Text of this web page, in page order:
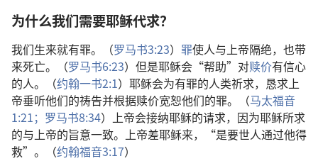
为什么我们需要耶稣代求？
我们生来就有罪。（罗马书3:23） 罪使人与上帝隔绝，也带
来死亡。（罗马书6:23）但是耶稣会“帮助”对赎价有信心
的人。（约翰一书2:1）耶稣会为有罪的人类祈求，恳求上
帝垂听他们的祷告并根据赎价宽恕他们的罪。（马太福音
1:21； 罗马书8:34）上帝会接纳耶稣的请求，因为耶稣所求
的与上帝的旨意一致。上帝差耶稣来，“是要世人通过他得
救”。（约翰福音3:17）